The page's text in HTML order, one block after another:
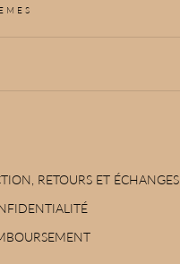
RETOURS ET ÉCHANGES